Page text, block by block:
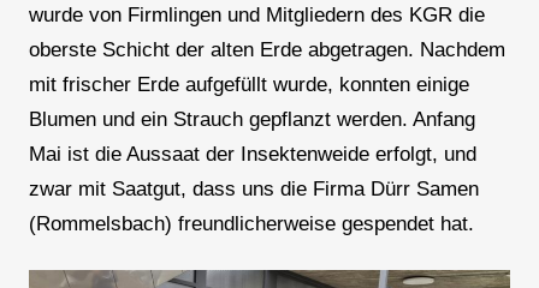
wurde von Firmlingen und Mitgliedern des KGR die
oberste Schicht der alten Erde abgetragen. Nachdem
mit frischer Erde aufgefüllt wurde, konnten einige
Blumen und ein Strauch gepflanzt werden. Anfang
Mai ist die Aussaat der Insektenweide erfolgt, und
zwar mit Saatgut, dass uns die Firma Dürr Samen
(Rommelsbach) freundlicherweise gespendet hat.